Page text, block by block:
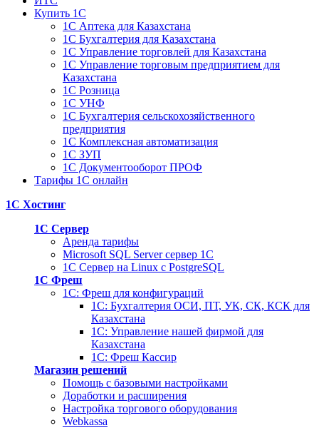
Купить 1С
1С Аптека для Казахстана
1С Бухгалтерия для Казахстана
1С Управление торговлей для Казахстана
1С Управление торговым предприятием для
Казахстана
1С Розница
1С УНФ
1С Бухгалтерия сельскохозяйственного
предприятия
1С Комплексная автоматизация
1С ЗУП
1С Документооборот ПРОФ
Тарифы 1С онлайн
1С Хостинг
1С Сервер
Аренда тарифы
Microsoft SQL Server сервер 1С
1С Сервер на Linux c PostgreSQL
1С Фреш
1С: Фреш для конфигураций
1С: Бухгалтерия ОСИ, ПТ, УК, СК, КСК для
Казахстана
1С: Управление нашей фирмой для
Казахстана
1С: Фреш Кассир
Магазин решений
Помощь с базовыми настройками
Доработки и расширения
Настройка торгового оборудования
Webkassa